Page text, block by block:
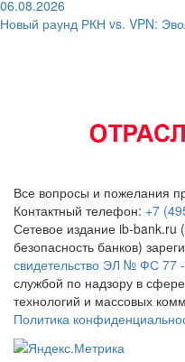
06.08.2026
Новый раунд РКН vs. VPN:
Все вопросы и пожелания
Контактный телефон: +7
Сетевое издание ib-
безопасность банков)
свидетельство ЭЛ № ФС 77
службой по надзору в
технологий и массовых
Политика